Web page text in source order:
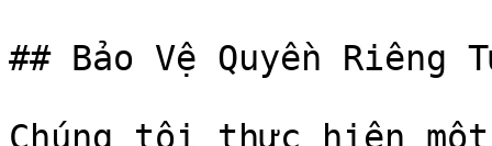
## Bảo Vệ Quyền Riêng
Chúng tôi thực hiện